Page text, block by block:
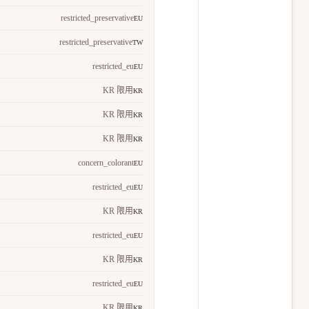
restricted_preservativeEU
restricted_preservativeTW
restricted_euEU
KR 限用KR
KR 限用KR
KR 限用KR
concern_colorantEU
restricted_euEU
KR 限用KR
restricted_euEU
KR 限用KR
restricted_euEU